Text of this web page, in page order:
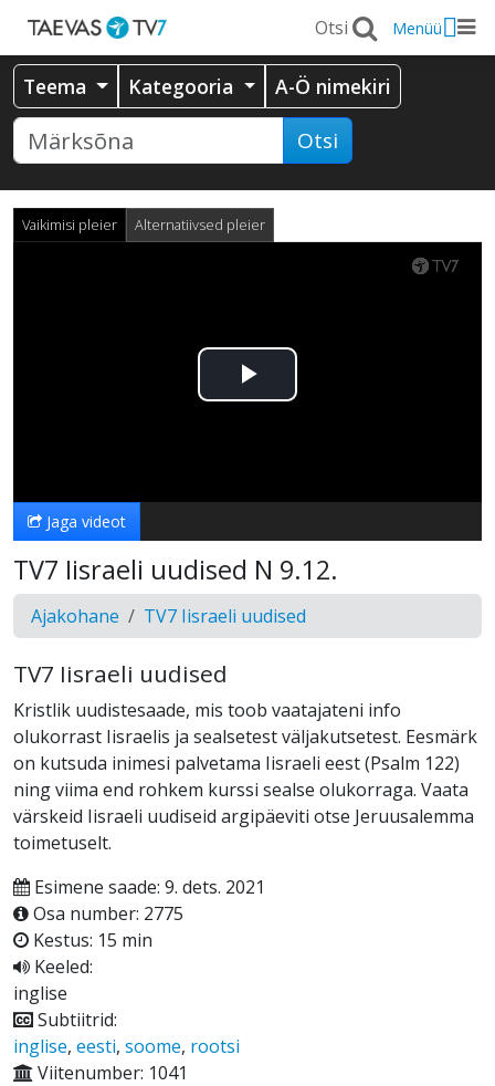
Menüü
Teema Kategooria A-Ö nimekiri
Otsi
Vaikimisi pleier Alternatiivsed pleier
Esita
Jaga videot
TV7 Iisraeli uudised N 9.12.
Ajakohane TV7 Iisraeli uudised
TV7 Iisraeli uudised
Kristlik uudistesaade, mis toob vaatajateni info
olukorrast Iisraelis ja sealsetest väljakutsetest. Eesmärk
on kutsuda inimesi palvetama Iisraeli eest (Psalm 122)
ning viima end rohkem kurssi sealse olukorraga. Vaata
värskeid Iisraeli uudiseid argipäeviti otse Jeruusalemma
toimetuselt.
Esimene saade: 9. dets. 2021
Osa number: 2775
Kestus: 15 min
Keeled:
inglise
Subtiitrid:
inglise, eesti, soome, rootsi
Viitenumber: 1041